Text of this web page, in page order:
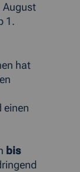
August
1.
hat
einen
bis